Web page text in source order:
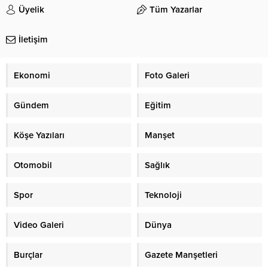
Üyelik Tüm Yazarlar
İletişim
Ekonomi Foto Galeri
Gündem Eğitim
Köşe Yazıları Manşet
Otomobil Sağlık
Spor Teknoloji
Video Galeri Dünya
Burçlar Gazete Manşetleri